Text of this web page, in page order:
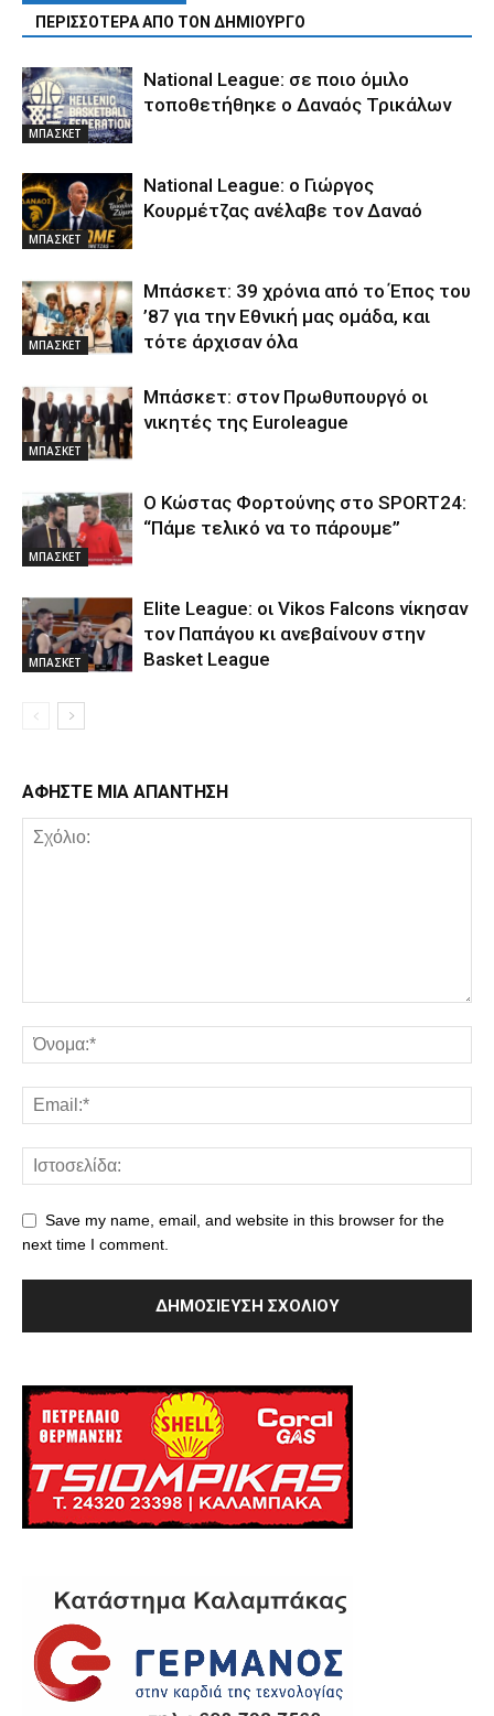
ΠΕΡΙΣΣΟΤΕΡΑ ΑΠΟ ΤΟΝ ΔΗΜΙΟΥΡΓΟ
ΜΠΑΣΚΕΤ
National League: σε ποιο όμιλο
τοποθετήθηκε ο Δαναός Τρικάλων
ΜΠΑΣΚΕΤ
National League: ο Γιώργος
Κουρμέτζας ανέλαβε τον Δαναό
ΜΠΑΣΚΕΤ
Μπάσκετ: 39 χρόνια από το Έπος του
’87 για την Εθνική μας ομάδα, και
τότε άρχισαν όλα
ΜΠΑΣΚΕΤ
Μπάσκετ: στον Πρωθυπουργό οι
νικητές της Euroleague
ΜΠΑΣΚΕΤ
Ο Κώστας Φορτούνης στο SPORT24:
“Πάμε τελικό να το πάρουμε”
ΜΠΑΣΚΕΤ
Elite League: οι Vikos Falcons νίκησαν
τον Παπάγου κι ανεβαίνουν στην
Basket League
ΑΦΗΣΤΕ ΜΙΑ ΑΠΑΝΤΗΣΗ
Save my name, email, and website in this browser for the
next time I comment.